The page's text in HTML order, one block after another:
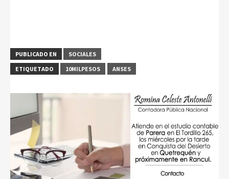
PUBLICADO EN
SOCIALES
ETIQUETADO
10MILPESOS ANSES